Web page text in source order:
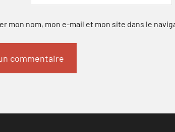
mon nom, mon e-mail et mon site dans le